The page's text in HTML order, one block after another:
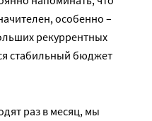
особенно –
рекуррентных
стабильный бюджет
раз в месяц, мы